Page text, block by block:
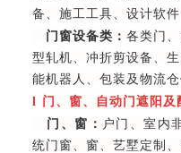
备、施工工具、设计软件
门窗设备类：各类门
型轧机、冲折剪设备、
能机器人、包装及物流
l 门、窗、自动门遮阳及
门、窗： 户门、室内
统门窗、窗、艺墅定制、